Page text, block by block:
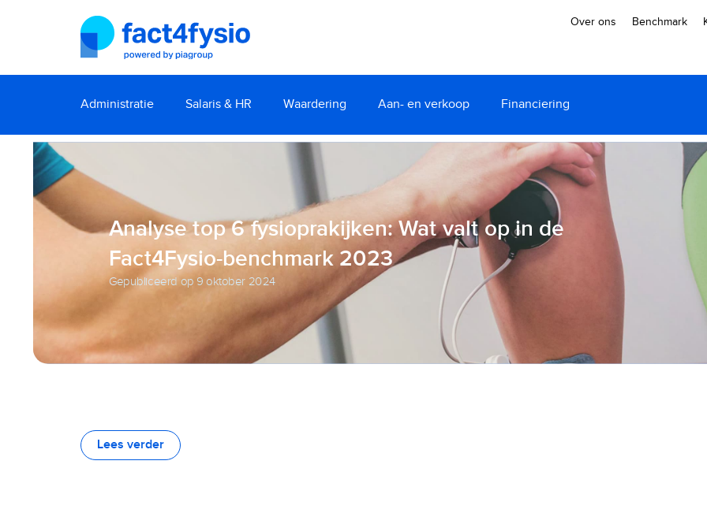
Over ons Benchmark
Administratie Salaris & HR Waardering Aan- en verkoop Financiering
Analyse top 6 fysioprakijken: Wat valt op in de
Fact4Fysio-benchmark 2023
Gepubliceerd op 9 oktober 2024
Lees verder